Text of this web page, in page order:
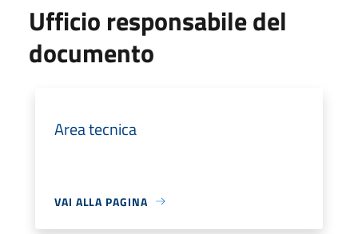
Ufficio responsabile del
documento
Area tecnica
VAI ALLA PAGINA